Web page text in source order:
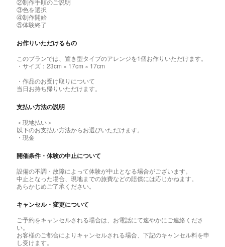
②制作手順のご説明
③色を選択
④制作開始
⑤体験終了
お作りいただけるもの
このプランでは、置き型タイプのアレンジを1個お作りいただけます。
・サイズ：23cm × 17cm × 17cm
・作品のお受け取りについて
当日お持ち帰りいただけます。
支払い方法の説明
＜現地払い＞
以下のお支払い方法からお選びいただけます。
・現金
開催条件・体験の中止について
設備の不調・故障によって体験が中止となる場合がございます。
中止となった場合、現地までの旅費などの賠償には応じかねます。
あらかじめご了承ください。
キャンセル・変更について
ご予約をキャンセルされる場合は、お電話にて速やかにご連絡くださ
い。
お客様のご都合によりキャンセルされる場合、下記のキャンセル料を申
し受けます。